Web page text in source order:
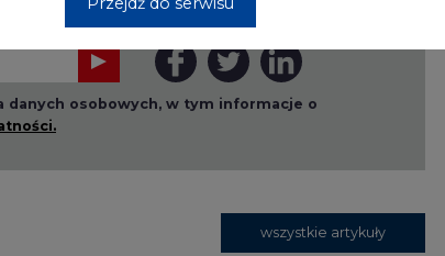
osobowych, w tym informacje o
wszystkie artykuły